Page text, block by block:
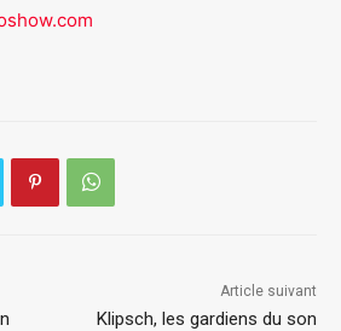
Article suivant
Klipsch, les gardiens du son